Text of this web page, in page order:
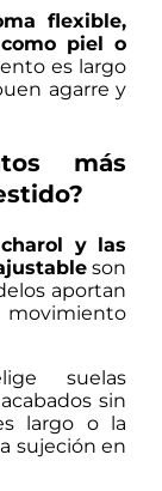
flexible,
piel o
es largo
agarre y
más
y las
son
aportan
suelas
sin
largo o la
sujeción en